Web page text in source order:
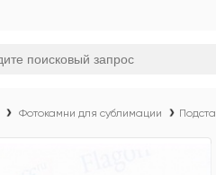
Фотокамни для сублимации